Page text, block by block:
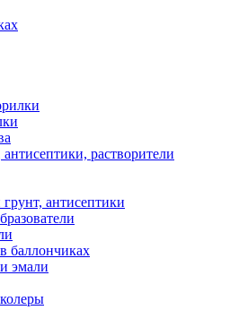
растворители
антисептики
баллончиках
эмали